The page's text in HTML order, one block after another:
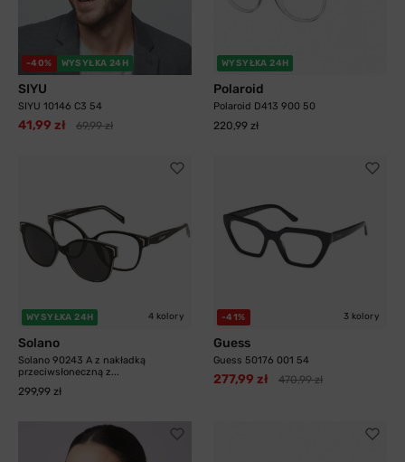
-40% WYSYŁKA 24H
SIYU
SIYU 10146 C3 54
41,99 zł 69,99 zł
WYSYŁKA 24H
Polaroid
Polaroid D413 900 50
220,99 zł
WYSYŁKA 24H 4 kolory
Solano
Solano 90243 A z nakładką
przeciwsłoneczną z...
299,99 zł
-41% 3 kolory
Guess
Guess 50176 001 54
277,99 zł 470,99 zł